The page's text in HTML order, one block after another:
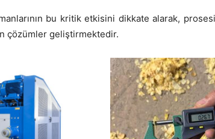
bu kritik etkisini dikkate alarak,
çözümler geliştirmektedir.